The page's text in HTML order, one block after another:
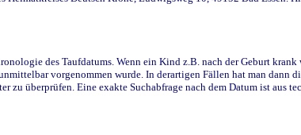
des Taufdatums. Wenn ein Kind z.B. nach der Geburt
vorgenommen wurde. In derartigen Fällen hat man dann
überprüfen. Eine exakte Suchabfrage nach dem Datum ist aus